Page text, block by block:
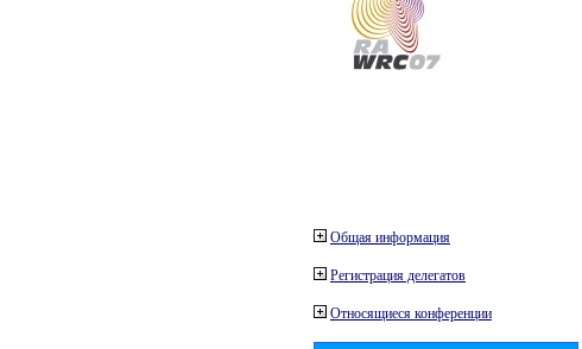
Общая информация
Регистрация делегатов
Относящиеся конференции